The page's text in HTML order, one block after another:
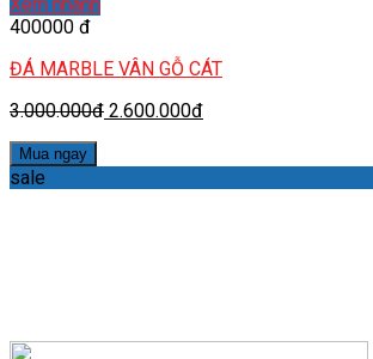
400000 đ
ĐÁ MARBLE VÂN GỖ CÁT
3.000.000đ 2.600.000đ
Mua ngay
sale